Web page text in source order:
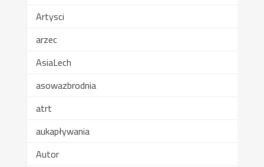
Artysci
arzec
AsiaLech
asowazbrodnia
atrt
aukapływania
Autor